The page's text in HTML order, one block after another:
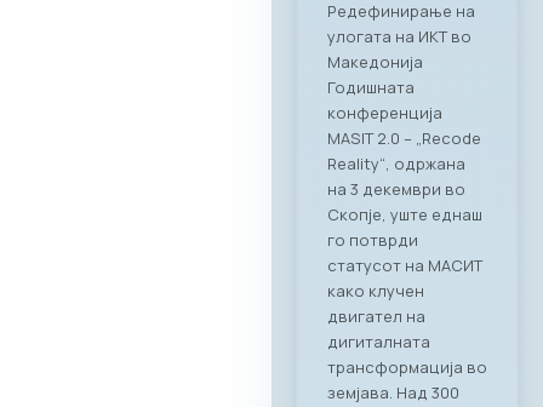
Нови стандарди за
деловно
вмрежување на ИКТ
секторот Во
прекрасниот
амбиент на
ресторанот PARK by
RAGUSA,
Стопанската
комора за ИКТ –
МАСИТ, заедно со
својот патрон
партнер RAGUSA
GROUP, го
реализираа првиот
деловен бранч под